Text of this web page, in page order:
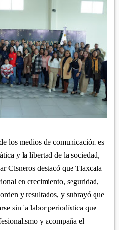
los medios de comunicación es
y la libertad de la sociedad,
Cisneros destacó que Tlaxcala
en crecimiento, seguridad,
y resultados, y subrayó que
sin la labor periodística que
y acompaña el